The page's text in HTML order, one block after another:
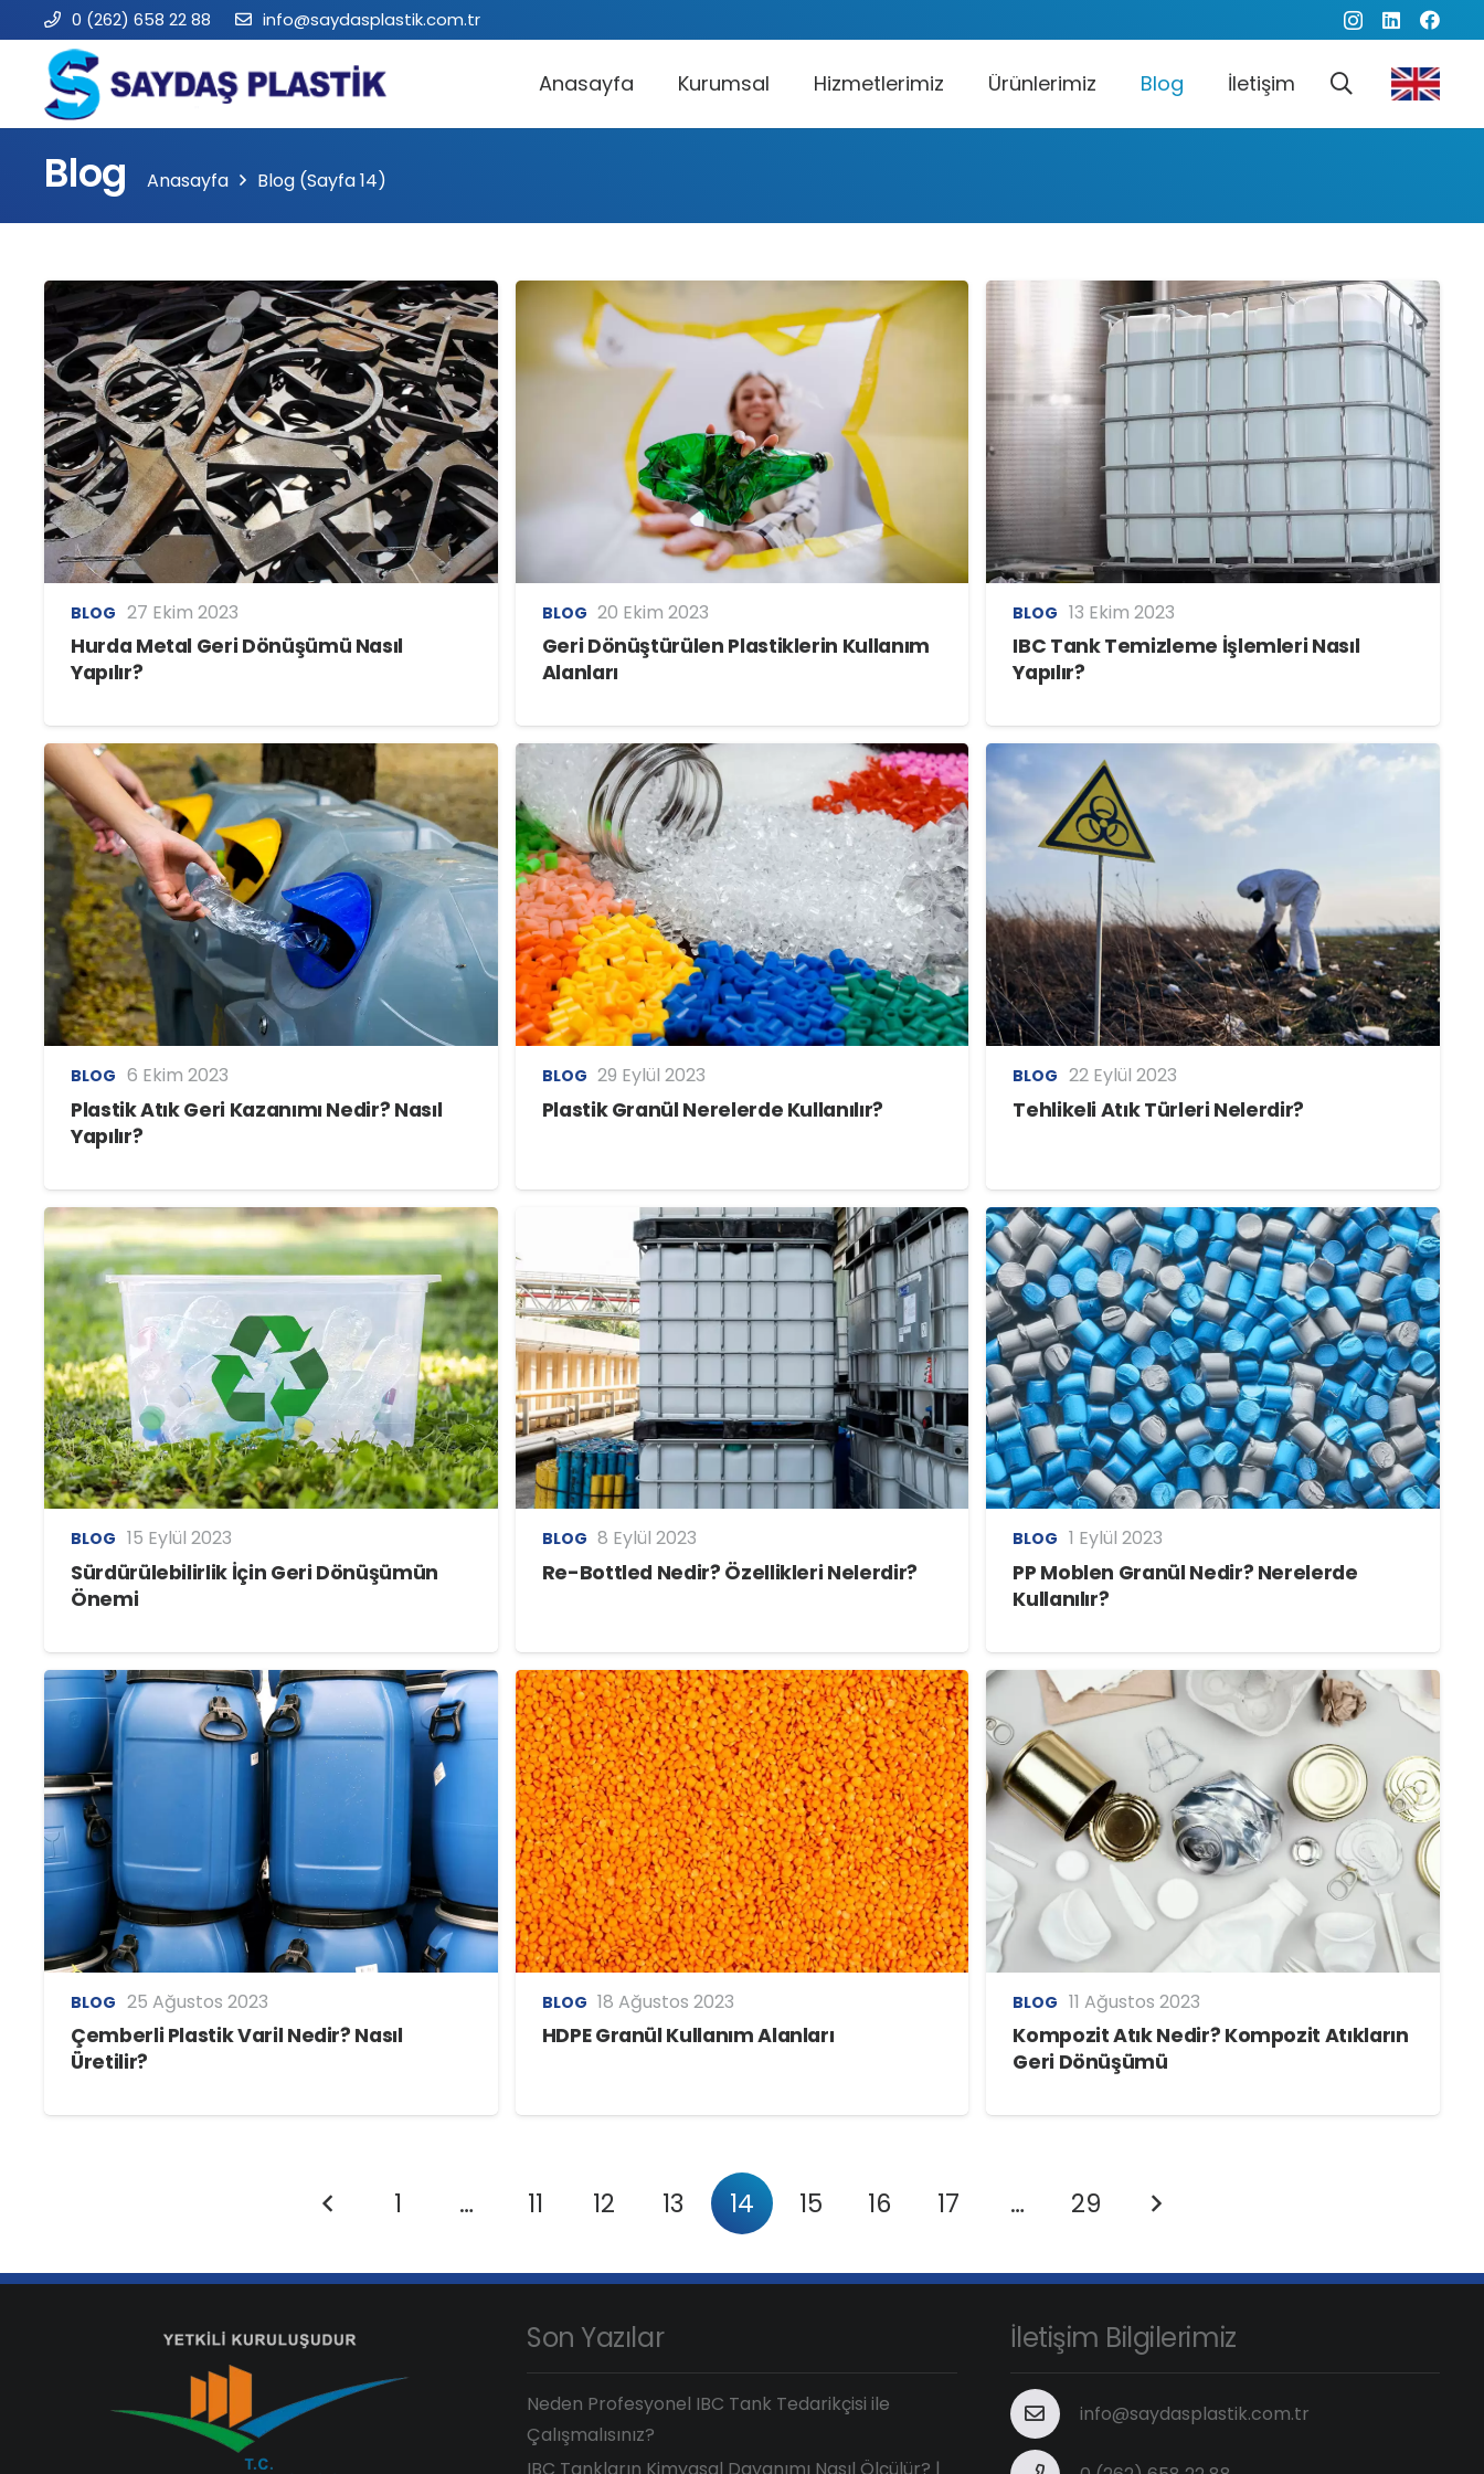
0 (262) 658 22 88 info@saydasplastik.com.tr
Anasayfa Kurumsal Hizmetlerimiz Ürünlerimiz Blog İletişim
Blog Anasayfa Blog(Sayfa 14)
BLOG 27 Ekim 2023
Hurda Metal Geri Dönüşümü Nasıl
Yapılır?
BLOG 20 Ekim 2023
Geri Dönüştürülen Plastiklerin Kullanım
Alanları
BLOG 13 Ekim 2023
IBC Tank Temizleme İşlemleri Nasıl
Yapılır?
BLOG 6 Ekim 2023
Plastik Atık Geri Kazanımı Nedir? Nasıl
Yapılır?
BLOG 29 Eylül 2023
Plastik Granül Nerelerde Kullanılır?
BLOG 22 Eylül 2023
Tehlikeli Atık Türleri Nelerdir?
BLOG 15 Eylül 2023
Sürdürülebilirlik İçin Geri Dönüşümün
Önemi
BLOG 8 Eylül 2023
Re-Bottled Nedir? Özellikleri Nelerdir?
BLOG 1 Eylül 2023
PP Moblen Granül Nedir? Nerelerde
Kullanılır?
BLOG 25 Ağustos 2023
Çemberli Plastik Varil Nedir? Nasıl
Üretilir?
BLOG 18 Ağustos 2023
HDPE Granül Kullanım Alanları
BLOG 11 Ağustos 2023
Kompozit Atık Nedir? Kompozit Atıkların
Geri Dönüşümü
1 … 11 12 13 14 15 16 17 … 29
Son Yazılar
Neden Profesyonel IBC Tank Tedarikçisi ile
Çalışmalısınız?
İletişim Bilgilerimiz
info@saydasplastik.com.tr